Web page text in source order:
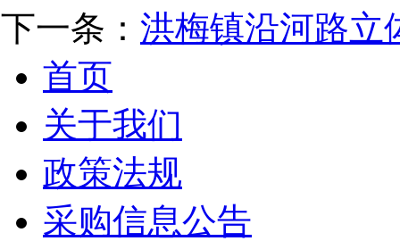
下一条： 洪梅镇沿河路立
首页
关于我们
政策法规
采购信息公告